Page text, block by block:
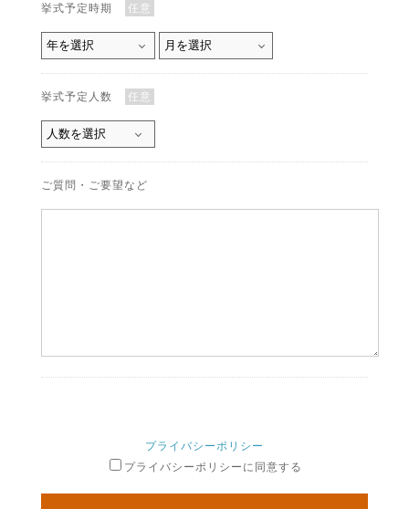
挙式予定時期 任意
挙式予定人数 任意
ご質問・ご要望など
プライバシーポリシー
プライバシーポリシーに同意する